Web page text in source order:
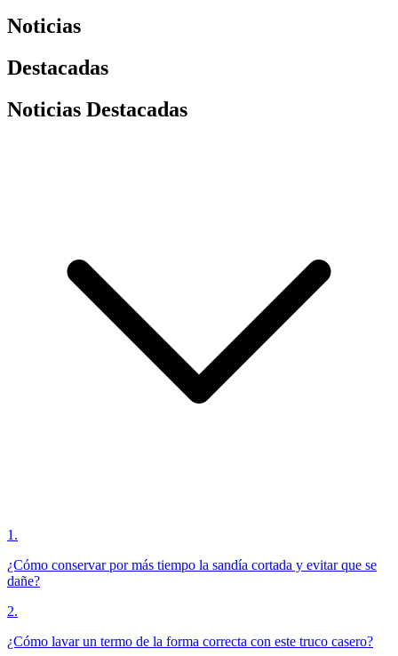
Noticias
Destacadas
Noticias Destacadas
1 .
¿Cómo conservar por más tiempo la sandía cortada y evitar que se
dañe?
2.
¿Cómo lavar un termo de la forma correcta con este truco casero?